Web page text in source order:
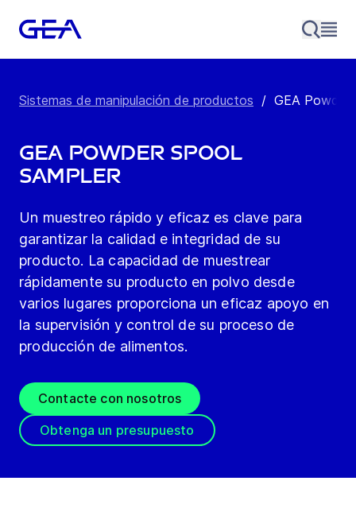
Sistemas de manipulación de productos / GEA Powder
GEA Powder Spool
Sampler
Un muestreo rápido y eficaz es clave para
garantizar la calidad e integridad de su
producto. La capacidad de muestrear
rápidamente su producto en polvo desde
varios lugares proporciona un eficaz apoyo en
la supervisión y control de su proceso de
producción de alimentos.
Contacte con nosotros
Obtenga un presupuesto